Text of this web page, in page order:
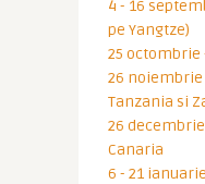
4 - 16
pe Yangtze)
25
26
Tanzania si
26
Canaria
6 - 21